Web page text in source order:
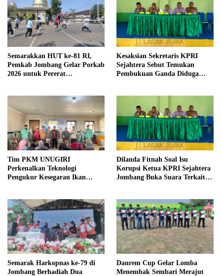
Semarakkan HUT ke-81 RI,
Pemkab Jombang Gelar Porkab
2026 untuk Pererat
Kesaksian Sekretaris KPRI
Sejahtera Sebut Temukan
Pembukuan Ganda Diduga
Tim PKM UNUGIRI
Perkenalkan Teknologi
Pengukur Kesegaran Ikan
Dilanda Fitnah Soal Isu
Korupsi Ketua KPRI Sejahtera
Jombang Buka Suara Terkait
Semarak Harkopnas ke-79 di
Jombang Berhadiah Dua
Danrem Cup Gelar Lomba
Menembak Sembari Merajut